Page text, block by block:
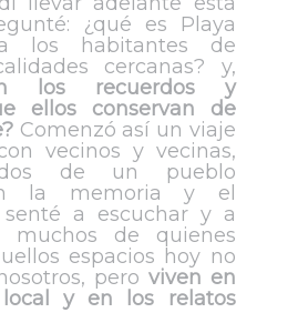
¿qué es Playa
los habitantes de
cercanas? y,
los recuerdos y
ellos conservan de
Comenzó así un viaje
vecinos y vecinas,
de un pueblo
la memoria y el
senté a escuchar y a
muchos de quienes
espacios hoy no
pero viven en
local y en los relatos